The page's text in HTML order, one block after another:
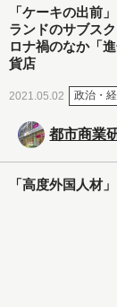
「ケーキの出前
ランドのサブス
ロナ禍のなか「
貨店
2021.05.02 政治・
都市商業
「高度外国人材